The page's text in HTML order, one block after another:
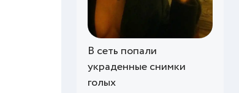
В сеть попали
украденные снимки
голых